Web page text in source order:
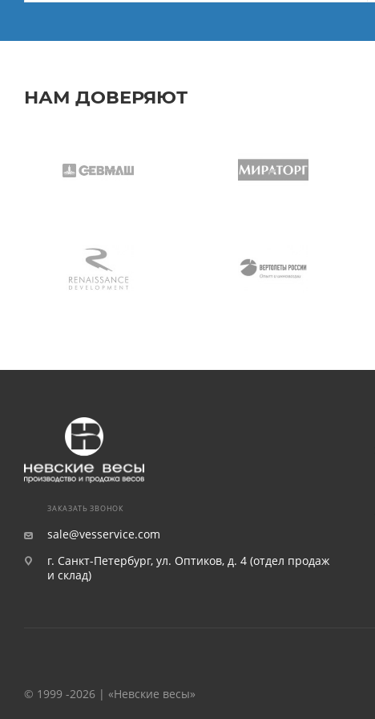
НАМ ДОВЕРЯЮТ
ЗАКАЗАТЬ ЗВОНОК
sale@vesservice.com
г. Санкт-Петербург, ул. Оптиков, д. 4 (отдел продаж
и склад)
© 1999 -2026 | «Невские весы»